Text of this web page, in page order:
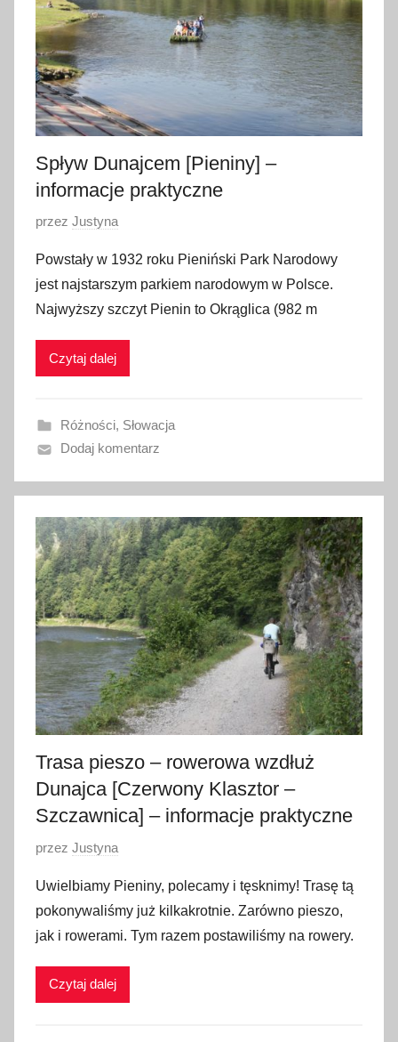
2
0
2
1
Spływ Dunajcem [Pieniny] –
informacje praktyczne
O
u
b
l
i
a
n
2
4
s
i
e
r
p
n
i
a
2
0
0
przez Justyna
Powstały w 1932 roku Pieniński Park Narodowy
jest najstarszym parkiem narodowym w Polsce.
Najwyższy szczyt Pienin to Okrąglica (982 m
Czytaj dalej
Różności, Słowacja
Dodaj komentarz
Trasa pieszo – rowerowa wzdłuż
Dunajca [Czerwony Klasztor –
Szczawnica] – informacje praktyczne
O
u
b
l
i
przez Justyna
Uwielbiamy Pieniny, polecamy i tęsknimy! Trasę tą
pokonywaliśmy już kilkakrotnie. Zarówno pieszo,
jak i rowerami. Tym razem postawiliśmy na rowery.
Czytaj dalej